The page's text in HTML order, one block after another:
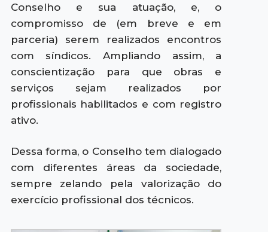
Conselho e sua atuação, e, o
compromisso de (em breve e em
parceria) serem realizados encontros
com síndicos. Ampliando assim, a
conscientização para que obras e
serviços sejam realizados por
profissionais habilitados e com registro
ativo.
Dessa forma, o Conselho tem dialogado
com diferentes áreas da sociedade,
sempre zelando pela valorização do
exercício profissional dos técnicos.